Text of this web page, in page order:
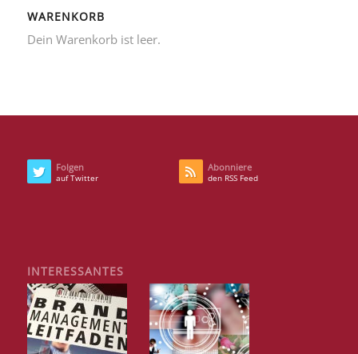
WARENKORB
Dein Warenkorb ist leer.
Folgen
auf Twitter
Abonniere
den RSS Feed
INTERESSANTES